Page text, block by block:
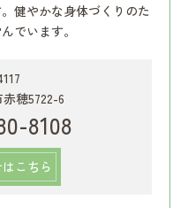
健やかな身体づくりのた
でいます。
穂5722-6
8108
こちら